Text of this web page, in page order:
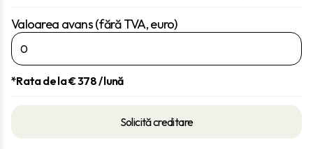
Valoarea avans (fără TVA, euro)
*Rata de la €378/ lună
Solicită creditare